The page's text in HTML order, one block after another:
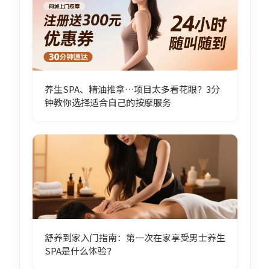
养生SPA、精油推拿…项目太多看花眼？3分
钟教你选择适合自己的按摩服务
舒养到家入门指南：第一次在家享受男士养生
SPA是什么体验？